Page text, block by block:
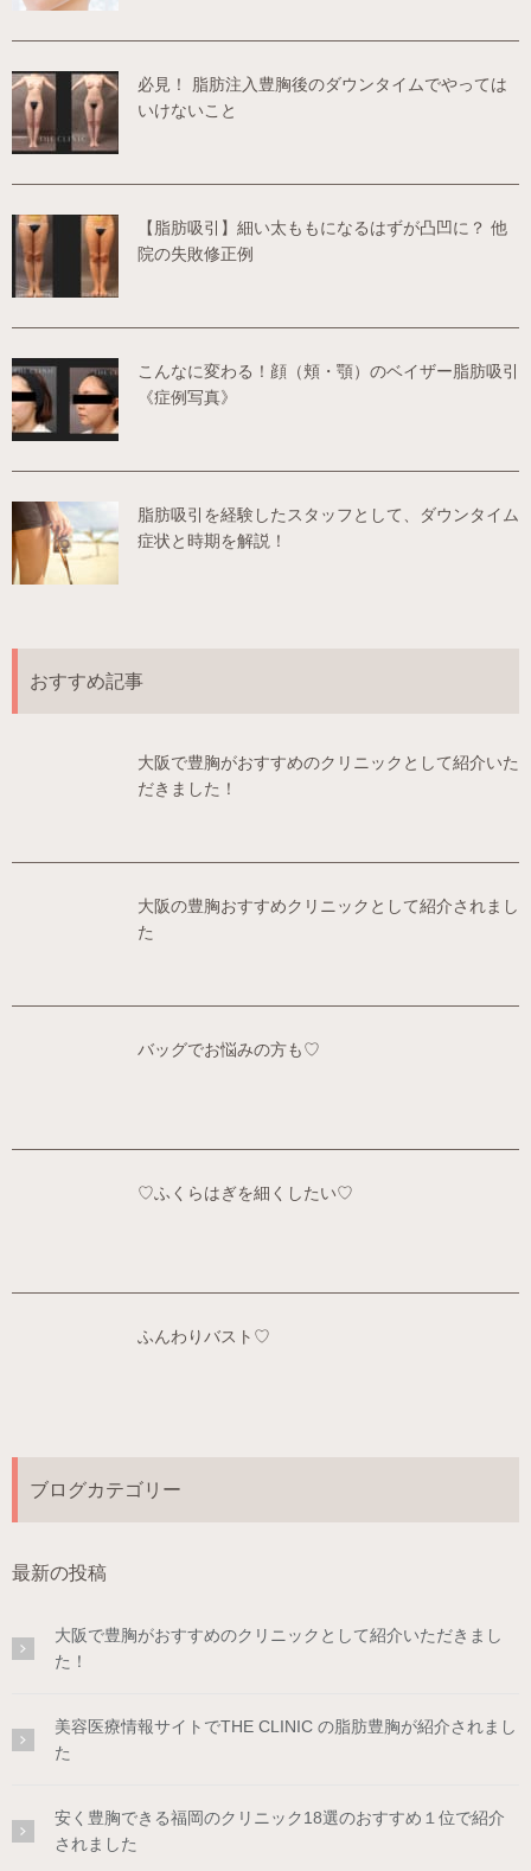
必見！ 脂肪注入豊胸後のダウンタイムでやっては
いけないこと
【脂肪吸引】細い太ももになるはずが凸凹に？ 他
院の失敗修正例
こんなに変わる！顔（頬・顎）のベイザー脂肪吸引
《症例写真》
脂肪吸引を経験したスタッフとして、ダウンタイム
症状と時期を解説！
おすすめ記事
大阪で豊胸がおすすめのクリニックとして紹介いた
だきました！
大阪の豊胸おすすめクリニックとして紹介されまし
た
バッグでお悩みの方も♡
♡ふくらはぎを細くしたい♡
ふんわりバスト♡
ブログカテゴリー
最新の投稿
大阪で豊胸がおすすめのクリニックとして紹介いただきまし
た！
美容医療情報サイトでTHE CLINIC の脂肪豊胸が紹介されまし
た
安く豊胸できる福岡のクリニック18選のおすすめ１位で紹介
されました